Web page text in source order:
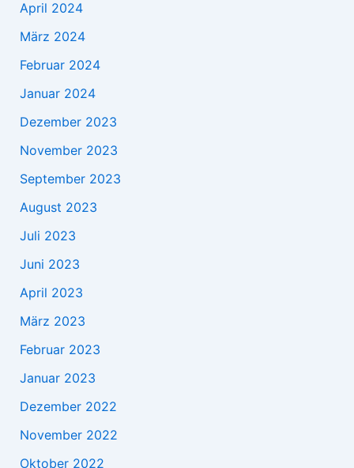
April 2024
März 2024
Februar 2024
Januar 2024
Dezember 2023
November 2023
September 2023
August 2023
Juli 2023
Juni 2023
April 2023
März 2023
Februar 2023
Januar 2023
Dezember 2022
November 2022
Oktober 2022